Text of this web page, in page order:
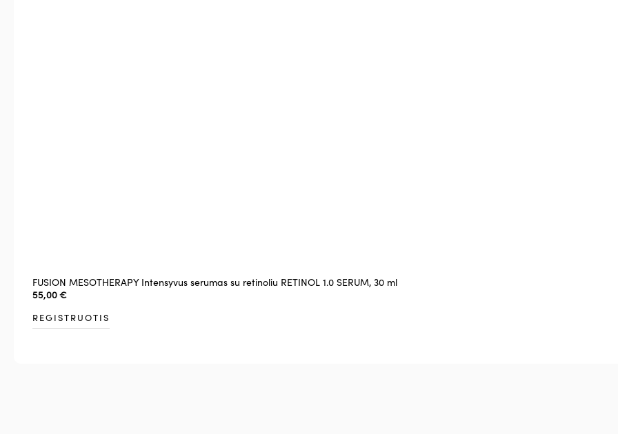
FUSION MESOTHERAPY Intensyvus serumas su retinoliu RETINOL 1.0 SERUM, 30 ml
55,00€
REGISTRUOTIS